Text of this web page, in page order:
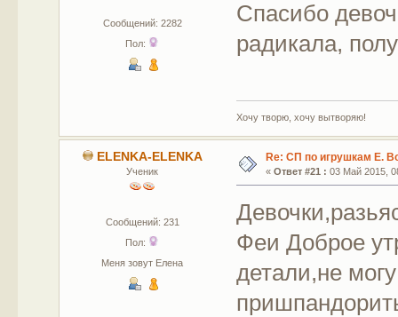
Сообщений: 2282
Пол:
Спасибо
радикала,
Хочу творю, хочу вытворяю!
ELENKA-ELENKA
Ученик
Сообщений: 231
Пол:
Меня зовут Елена
Re: СП по игрушкам Е.
« Ответ #21 : 03 Май 2015,
Феи Доброе
детали,не